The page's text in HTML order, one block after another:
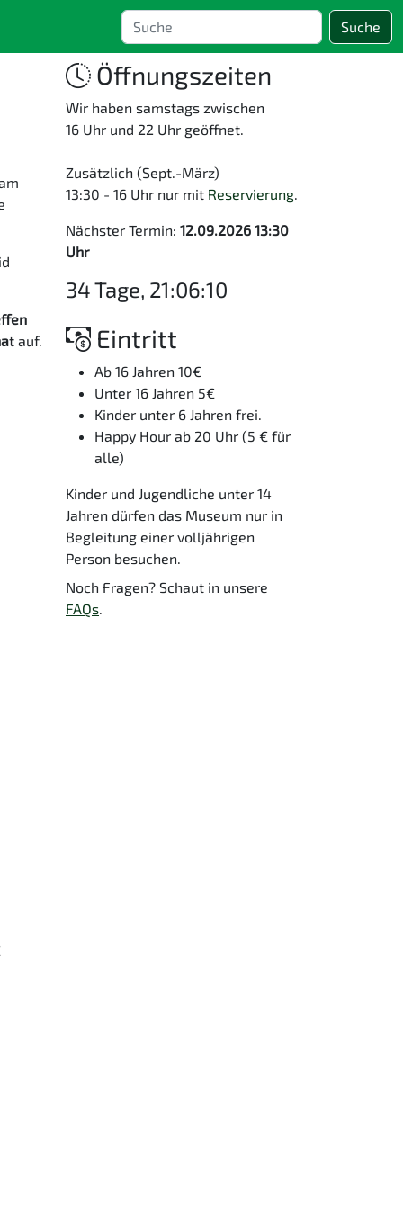
Suche
t auf.
Öffnungszeiten
Wir haben samstags zwischen
16 Uhr und 22 Uhr geöffnet.
Zusätzlich (Sept.-März)
13:30 - 16 Uhr nur mit Reservierung.
Nächster Termin: 12.09.2026 13:30
Uhr
34 Tage, 21:06:09
Eintritt
Ab 16 Jahren 10€
Unter 16 Jahren 5€
Kinder unter 6 Jahren frei.
Happy Hour ab 20 Uhr (5 € für
alle)
Kinder und Jugendliche unter 14
Jahren dürfen das Museum nur in
Begleitung einer volljährigen
Person besuchen.
Noch Fragen? Schaut in unsere
FAQs.